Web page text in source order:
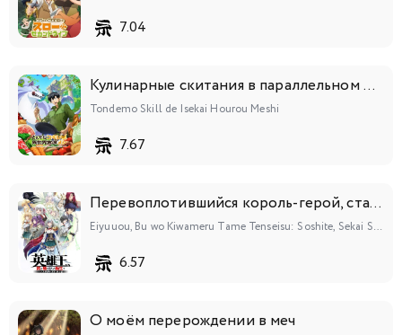
7.04
Кулинарные скитания в параллельном мире
Tondemo Skill de Isekai Hourou Meshi
7.67
Перевоплотившийся король-герой, ставший самой сильной ученицей рыцаря
Eiyuuou, Bu wo Kiwameru Tame Tenseisu: Soshite, Sekai Saikyou no Minarai Kishi♀
6.57
О моём перерождении в меч